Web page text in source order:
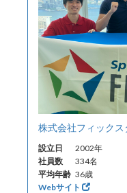
株式会社フィックス
設立日
2002年
社員数
334名
平均年齢 36歳
Webサイト